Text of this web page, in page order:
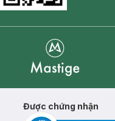
Được chứng nhận